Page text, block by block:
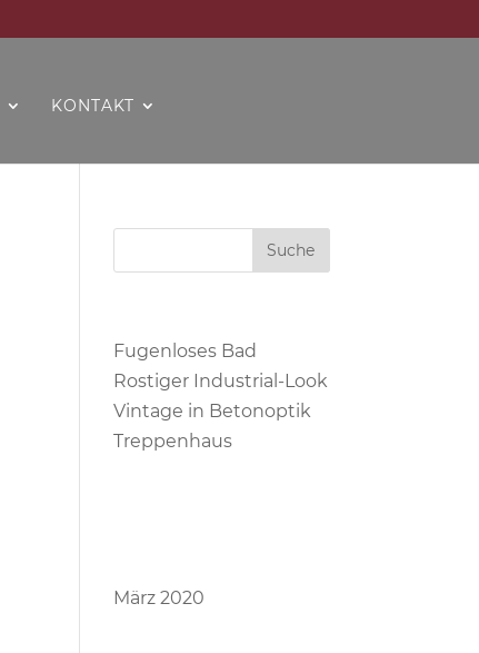
KONTAKT
Fugenloses Bad
Rostiger Industrial-Look
Vintage in Betonoptik
Treppenhaus
März 2020